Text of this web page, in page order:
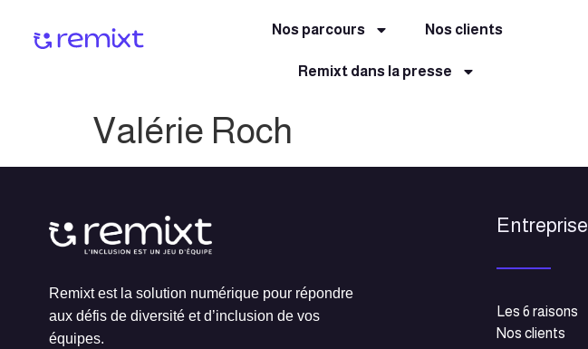
Nos parcours Nos clients
Remixt dans la presse
Valérie Roch
Remixt est la solution numérique pour répondre
aux défis de diversité et d’inclusion de vos
équipes.
Entreprise
Les 6 raisons
Nos clients